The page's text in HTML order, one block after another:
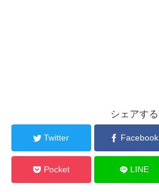
シェアする
Twitter Facebook
Pocket LINE